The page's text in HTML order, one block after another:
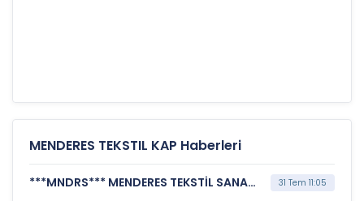
MENDERES TEKSTIL KAP Haberleri
***MNDRS*** MENDERES TEKSTİL SANAYİ VE TİCARET A.Ş. (Kurumsal Yönetim Bilgi Formu (Güncelleme) - Yönetim Kurulu-2) 31 Tem 11:05